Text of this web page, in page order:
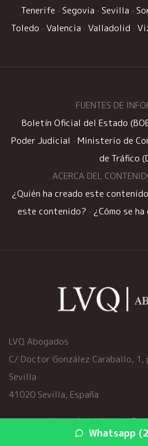
Whatsapp
Tenerife · Segovia · Sevilla ·
Toledo · Valencia · Valladolid ·
FUENTES DE
Boletín Oficial del Estado
Poder Judicial · Ministerio de
de Tráfico
ACERCA DEL
¿Quién ha creado este
este contenido? · ¿Cómo se
LVQ Abogados
C/ Doctor González Caraballo,
Sevilla
41020 Sevilla, España
Home·Aviso Legal·
© 2026 viciosocultoscoche.es ·